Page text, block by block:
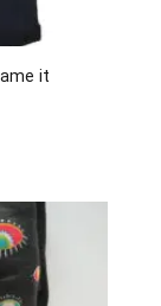
it